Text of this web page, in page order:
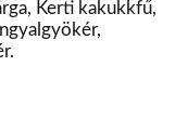
Kerti kakukkfű,